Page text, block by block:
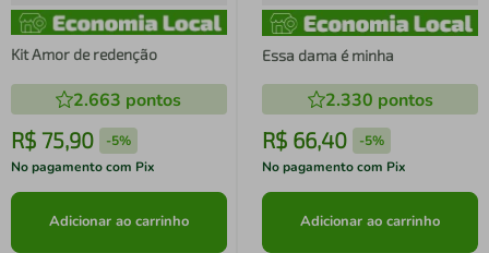
Kit Amor de redenção
2.663 pontos
R$ 75,90 -5%
No pagamento com Pix
Adicionar ao carrinho
Essa dama é minha
2.330 pontos
R$ 66,40 -5%
No pagamento com Pix
Adicionar ao carrinho